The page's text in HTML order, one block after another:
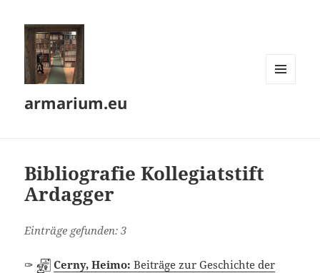
armarium.eu
Bibliografie Kollegiatstift
Ardagger
Einträge gefunden: 3
✑ Cerny, Heimo:Beiträge zur Geschichte der